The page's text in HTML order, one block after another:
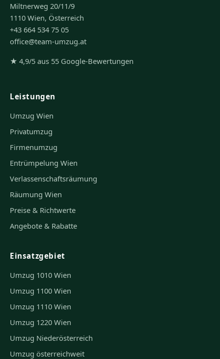
Miltnerweg 20/11/9
1110 Wien, Österreich
+43 664 534 75 05
office@team-umzug.at
★ 4,9/5 aus 55 Google-Bewertungen
Leistungen
Umzug Wien
Privatumzug
Firmenumzug
Entrümpelung Wien
Verlassenschaftsräumung
Räumung Wien
Preise & Richtwerte
Angebote & Rabatte
Einsatzgebiet
Umzug 1010 Wien
Umzug 1100 Wien
Umzug 1110 Wien
Umzug 1220 Wien
Umzug Niederösterreich
Umzug österreichweit